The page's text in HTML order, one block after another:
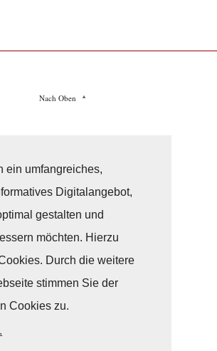
ein umfangreiches,
Digitalangebot,
gestalten und
möchten. Hierzu
Durch die weitere
stimmen Sie der
Cookies zu.
Nach Oben
© 2026 / Freundeskreis Klassische Yachten